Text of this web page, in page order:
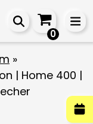
0
»
| Home 400 |